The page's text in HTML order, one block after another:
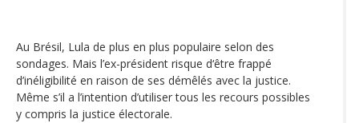
Au Brésil, Lula de plus en plus populaire selon des
sondages. Mais l’ex-président risque d‘être frappé
d’inéligibilité en raison de ses démêlés avec la justice.
Même s’il a l’intention d’utiliser tous les recours possibles
y compris la justice électorale.